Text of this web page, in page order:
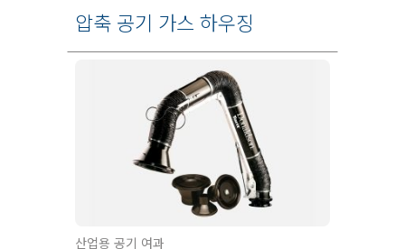
압축 공기 가스 하우징
산업용 공기 여과